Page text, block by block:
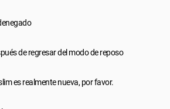
de regresar del modo de reposo
es realmente nueva, por favor.